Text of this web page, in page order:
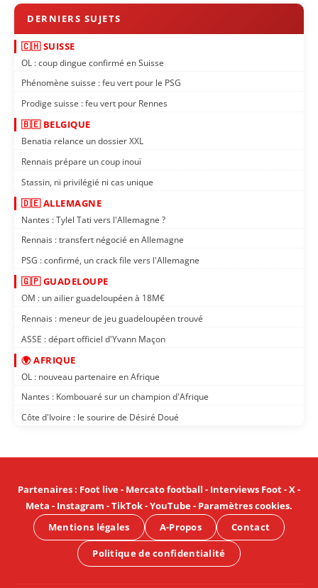
🇨🇭 SUISSE
OL : coup dingue confirmé en Suisse
Phénomène suisse : feu vert pour le PSG
Prodige suisse : feu vert pour Rennes
🇧🇪 BELGIQUE
Benatia relance un dossier XXL
Rennais prépare un coup inouï
Stassin, ni privilégié ni cas unique
🇩🇪 ALLEMAGNE
Nantes : Tylel Tati vers l'Allemagne ?
Rennais : transfert négocié en Allemagne
PSG : confirmé, un crack file vers l'Allemagne
🇬🇵 GUADELOUPE
OM : un ailier guadeloupéen à 18M€
Rennais : meneur de jeu guadeloupéen trouvé
ASSE : départ officiel d'Yvann Maçon
🌍 AFRIQUE
OL : nouveau partenaire en Afrique
Nantes : Kombouaré sur un champion d'Afrique
Côte d'Ivoire : le sourire de Désiré Doué
Partenaires: Foot live- Mercato football - Interviews Foot-X-
Meta - Instagram -TikTok-YouTube- Paramètres cookies.
Mentions légales
A-Propos Contact
Politique de confidentialité